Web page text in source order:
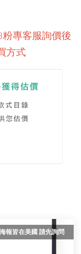
專客服詢價後
方式
海報皆在美國 請先詢問